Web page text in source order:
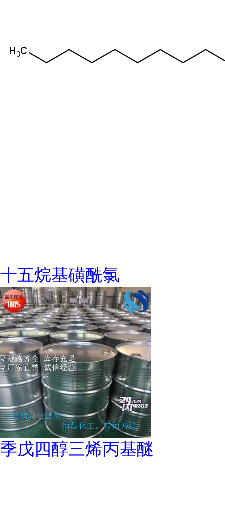
十五烷基磺酰氯
季戊四醇三烯丙基醚